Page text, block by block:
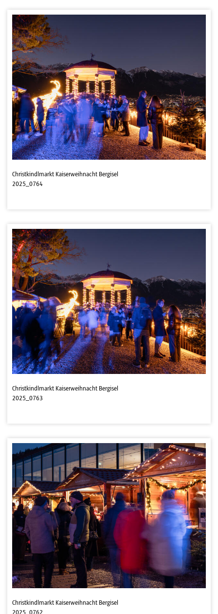
Christkindlmarkt Kaiserweihnacht Bergisel
2025_0764
Christkindlmarkt Kaiserweihnacht Bergisel
2025_0763
Christkindlmarkt Kaiserweihnacht Bergisel
2025_0762